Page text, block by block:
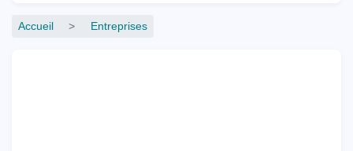
Fil
Accueil Entreprises